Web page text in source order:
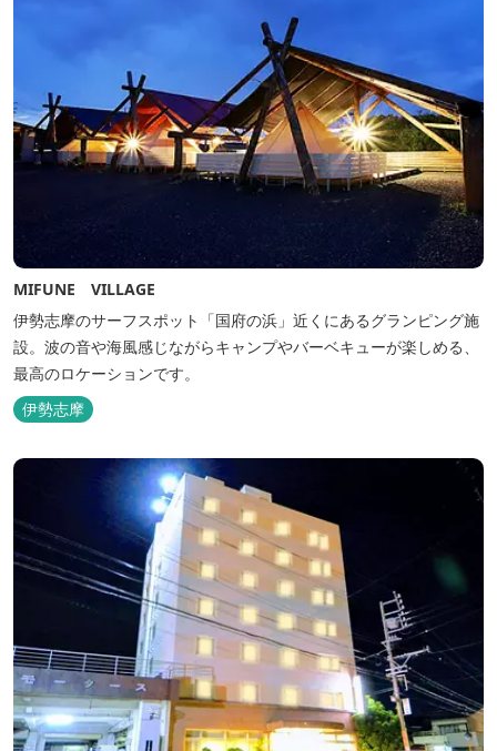
MIFUNE VILLAGE
伊勢志摩のサーフスポット「国府の浜」近くにあるグランピング施
設。波の音や海風感じながらキャンプやバーベキューが楽しめる、
最高のロケーションです。
伊勢志摩